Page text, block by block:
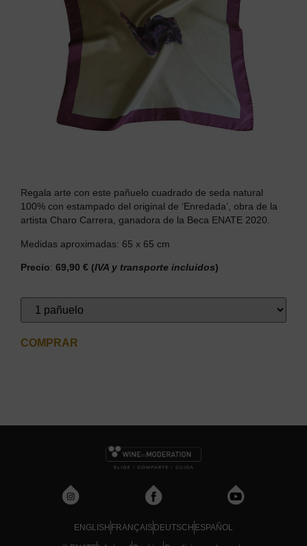
Regala arte con este pañuelo cuadrado de seda natural
100% con estampado del original de ‘Enredada’, obra de la
artista Charo Carrera, ganadora de la Beca ENATE 2020.
Medidas aproximadas: 65 x 65 cm
Precio: 69,90 € (IVA y transporte incluidos)
COMPRAR
ENGLISH FRANÇAIS DEUTSCH ESPAÑOL